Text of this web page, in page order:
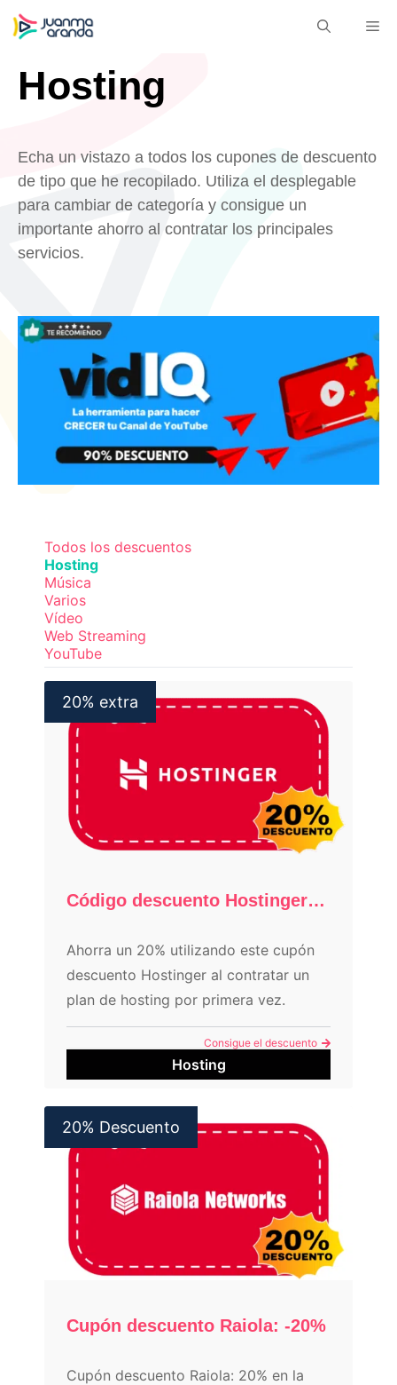
Saltar
Hosting
Echa un vistazo a todos los cupones de descuento
de tipo que he recopilado. Utiliza el desplegable
para cambiar de categoría y consigue un
importante ahorro al contratar los principales
servicios.
Todos los descuentos
Hosting
Música
Varios
Vídeo
Web Streaming
YouTube
20% extra
Código descuento Hostinger: 20% extra
Ahorra un 20% utilizando este cupón
descuento Hostinger al contratar un
plan de hosting por primera vez.
Consigue el descuento
Hosting
20% Descuento
Cupón descuento Raiola: -20%
Cupón descuento Raiola: 20% en la